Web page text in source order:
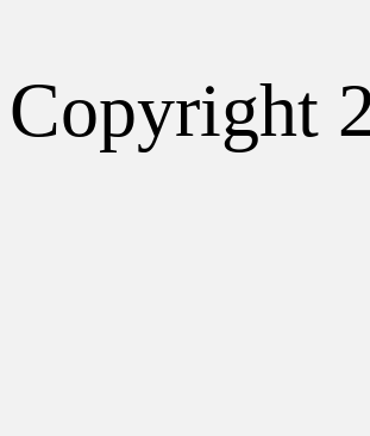
Copyright